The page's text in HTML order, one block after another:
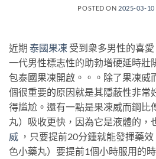
POSTED ON 2025-03-10
近期 泰國果凍 受到衆多男性的喜
一代男性標志性的助勃增硬延時壯
包泰國果凍開啟。。。除了果凍威
個很重要的原因就是其隱蔽性非常
得尴尬。還有一點是果凍威而鋼比
丸）吸收更快，因為它是液體的，
威 ，只要提前20分鍾就能發揮藥
色小藥丸）要提前1個小時服用的